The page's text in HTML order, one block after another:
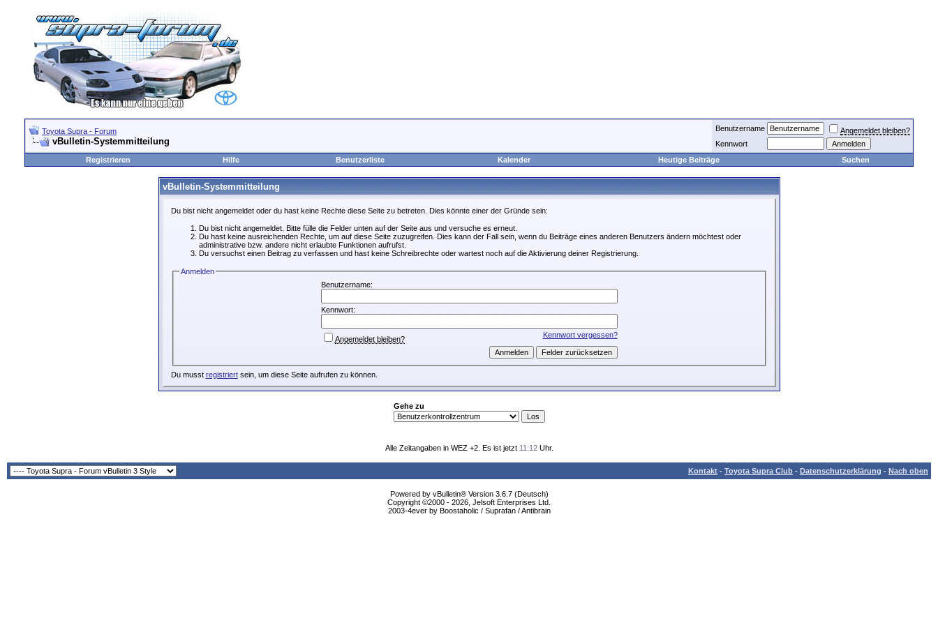
Toyota Supra - Forum
vBulletin-Systemmitteilung
Benutzername
Angemeldet bleiben?
Kennwort
Registrieren
Hilfe Benutzerliste Kalender Heutige Beiträge Suchen
vBulletin-Systemmitteilung
Du bist nicht angemeldet oder du hast keine Rechte diese Seite zu betreten. Dies könnte einer der Gründe sein:
Du bist nicht angemeldet. Bitte fülle die Felder unten auf der Seite aus und versuche es erneut.
Du hast keine ausreichenden Rechte, um auf diese Seite zuzugreifen. Dies kann der Fall sein, wenn du Beiträge eines anderen Benutzers ändern möchtest oder
administrative bzw. andere nicht erlaubte Funktionen aufrufst.
Du versuchst einen Beitrag zu verfassen und hast keine Schreibrechte oder wartest noch auf die Aktivierung deiner Registrierung.
Anmelden
Benutzername:
Kennwort:
Kennwort vergessen?
Angemeldet bleiben?
Du musst registriertsein, um diese Seite aufrufen zu können.
Gehe zu
Alle Zeitangaben in WEZ +2. Es ist jetzt 11:12Uhr.
Kontakt - Toyota Supra Club - Datenschutzerklärung - Nach oben
Powered by vBulletin® Version 3.6.7 (Deutsch)
Copyright ©2000 - 2026, Jelsoft Enterprises Ltd.
2003-4ever by Boostaholic / Suprafan / Antibrain